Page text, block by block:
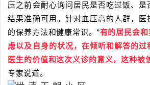
压之前会耐心询问居民是否吃过饭、
结果准确可用。针对血压高的人群，
的保养方法和健康常识。“有的居民会
虑以及自身的状况，在倾听和解答的
医生的价值和这次义诊的意义，这种被
专家说道。